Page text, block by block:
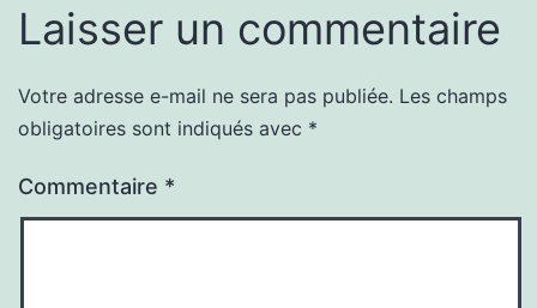
Laisser un commentaire
Votre adresse e-mail ne sera pas publiée. Les champs
obligatoires sont indiqués avec *
Commentaire *